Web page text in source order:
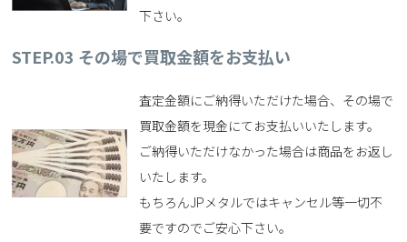
下さい。
STEP.03 その場で買取金額をお支払い
査定金額にご納得いただけた場合、その場で
買取金額を現金にてお支払いいたします。
ご納得いただけなかった場合は商品をお返し
いたします。
もちろんJPメタルではキャンセル等一切不
要ですのでご安心下さい。